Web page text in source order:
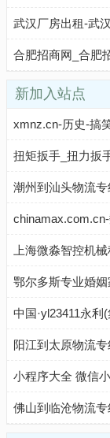
武汉厂房出租-武
新加入站点
xmnz.cn-历史-搞
中国·yl23411永
小程序大全 微信